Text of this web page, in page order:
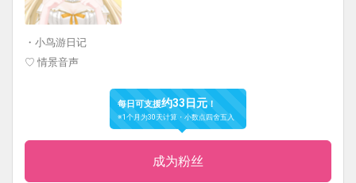
・小鸟游日记
♡ 情景音声
每日可支援约33日元！
※1个月为30天计算・小数点四舍五入
成为粉丝